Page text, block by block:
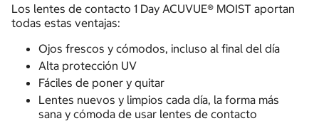
Los lentes de contacto 1 Day ACUVUE® MOIST aportan
todas estas ventajas:
Ojos frescos y cómodos, incluso al final del día
Alta protección UV
Fáciles de poner y quitar
Lentes nuevos y limpios cada día, la forma más
sana y cómoda de usar lentes de contacto